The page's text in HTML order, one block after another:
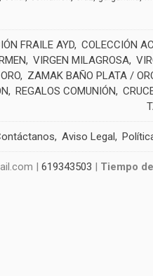
FRAILE AYD COLECCIÓN
VIRGEN MILAGROSA
ZAMAK BAÑO PLATA /
REGALOS COMUNIÓN
Aviso Legal
|619343503 | Tiempo